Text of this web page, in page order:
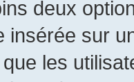
deux
insérée sur
que les